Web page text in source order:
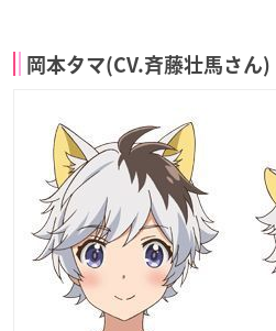
岡本タマ(CV.斉藤壮馬さん)